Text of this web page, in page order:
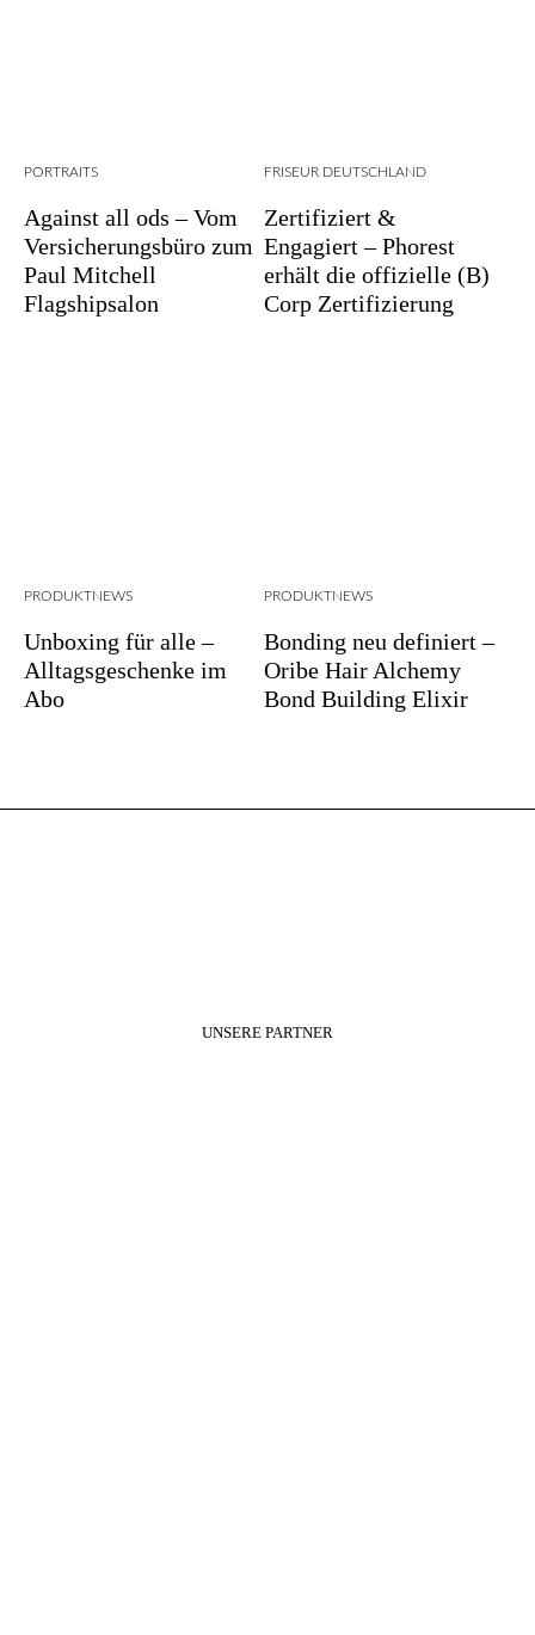
PORTRAITS
Against all ods – Vom
Versicherungsbüro zum
Paul Mitchell
Flagshipsalon
FRISEUR DEUTSCHLAND
Zertifiziert &
Engagiert – Phorest
erhält die offizielle (B)
Corp Zertifizierung
PRODUKTNEWS
Unboxing für alle –
Alltagsgeschenke im
Abo
PRODUKTNEWS
Bonding neu definiert –
Oribe Hair Alchemy
Bond Building Elixir
UNSERE PARTNER